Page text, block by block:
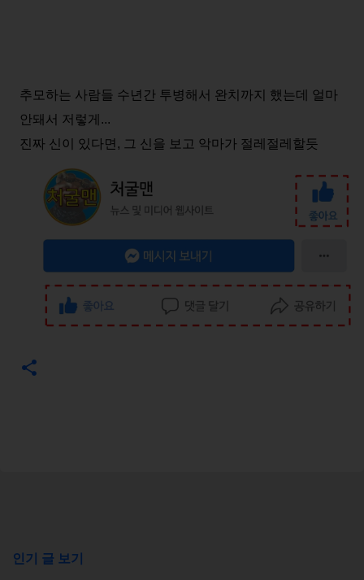
추모하는 사람들 수년간 투병해서 완치까지 했는데 얼마
안돼서 저렇게...
진짜 신이 있다면, 그 신을 보고 악마가 절레절레할듯
인기 글 보기